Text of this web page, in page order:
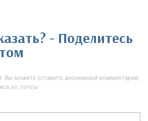
- Поделитесь
Вы можете оставить анонимный комментарий,
эл. почты